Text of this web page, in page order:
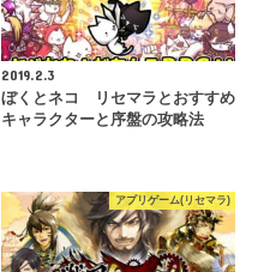
2019.2.3
ぼくとネコ リセマラとおすすめ
キャラクターと序盤の攻略法
アプリゲーム(リセマラ)